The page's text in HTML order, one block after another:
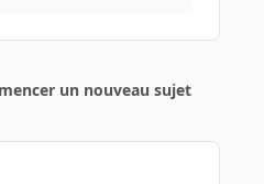
un nouveau sujet